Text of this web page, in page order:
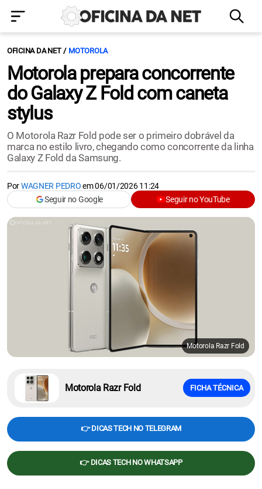
OFICINA DA NET MOTOROLA
Motorola prepara concorrente
do Galaxy Z Fold com caneta
stylus
O Motorola Razr Fold pode ser o primeiro dobrável da
marca no estilo livro, chegando como concorrente da linha
Galaxy Z Fold da Samsung.
PorWAGNER PEDROem06/01/2026 11:24
Seguir no Google
Seguir no YouTube
Motorola Razr Fold
Motorola Razr Fold FICHA TÉCNICA
👉 DICAS TECH NO TELEGRAM
👉 DICAS TECH NO WHATSAPP